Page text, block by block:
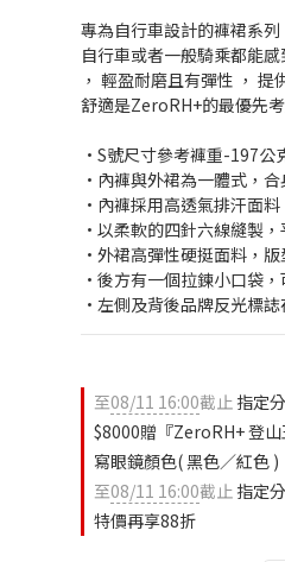
專為自行車設計的褲裙系
自行車或者一般騎乘都能
， 輕盈耐磨且有彈性 ， 提
舒適是ZeroRH+的最優先考
•S號尺寸參考褲重-197公
•內褲與外裙為一體式，
•內褲採用高透氣排汗面
•以柔軟的四針六線縫製
•外裙高彈性硬挺面料，
•後方有一個拉鍊小口袋
•左側及背後品牌反光標
至08/11 16:00截止 指定
$8000贈『ZeroRH+ 登
寫眼鏡顏色( 黑色／紅色 )
至08/11 16:00截止 指定
特價再享88折